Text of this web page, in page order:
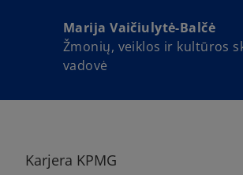
Marija Vaičiulytė-Balčė
Žmonių, veiklos ir kultūros
vadovė
Karjera KPMG